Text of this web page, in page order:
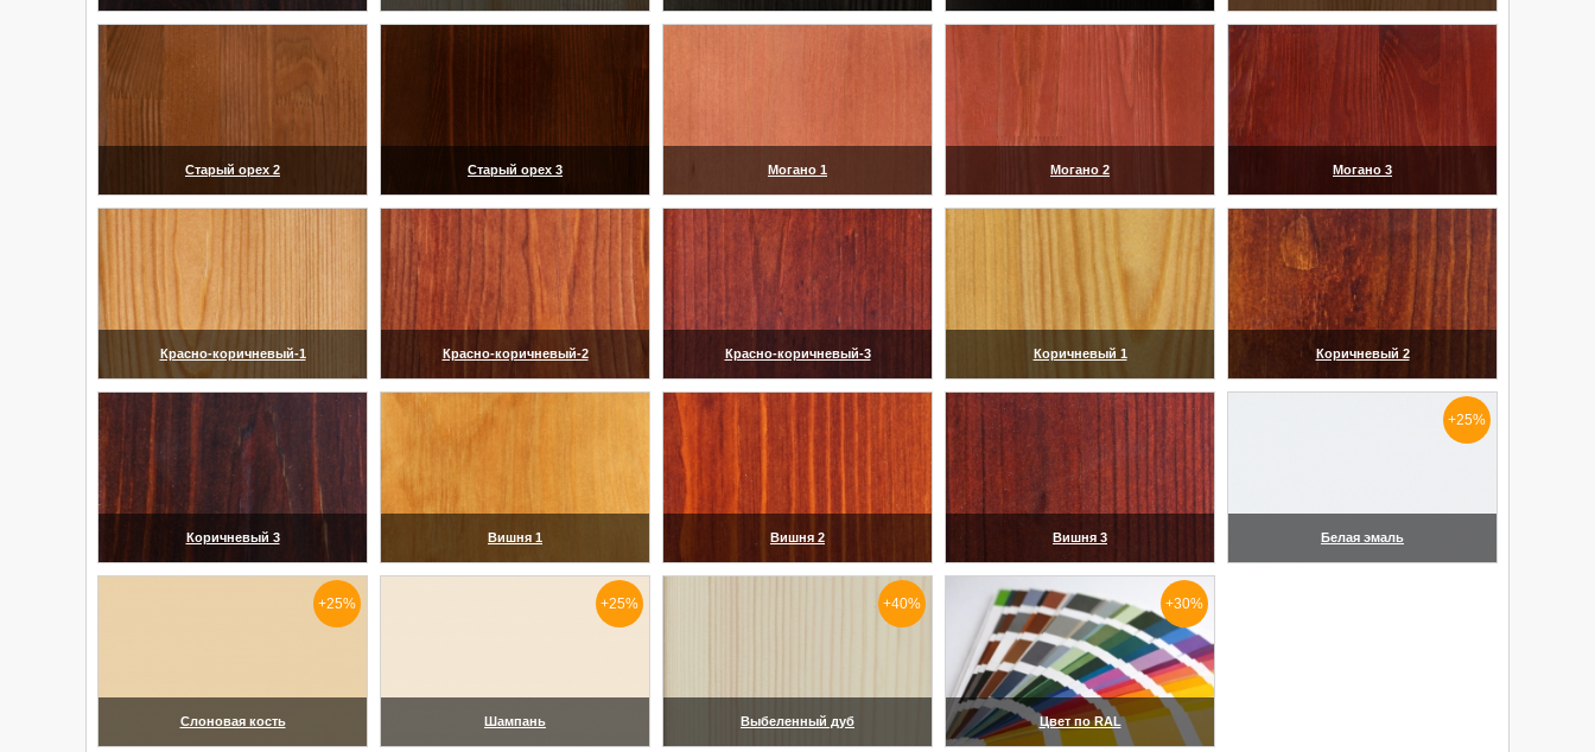
Старый орех 2 Старый орех 3 Могано 1 Могано 2 Могано 3
Красно-коричневый-1 Красно-коричневый-2 Красно-коричневый-3 Коричневый 1 Коричневый 2
Коричневый 3 Вишня 1 Вишня 2 Вишня 3 Белая эмаль
+25%
Слоновая кость
+25%
Шампань
+25%
Выбеленный дуб
+40%
Цвет по RAL
+30%